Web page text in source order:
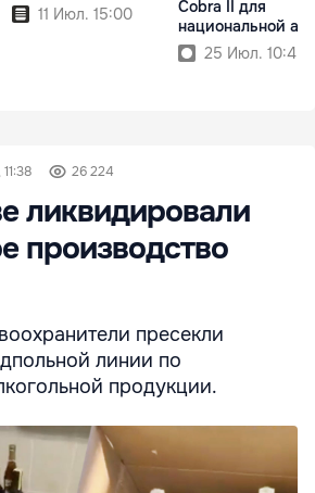
11 Июл. 15:00
Cobra II для
национальной
25 Июл. 10:45
26 224
ликвидировали
производство
пресекли
линии по
продукции.